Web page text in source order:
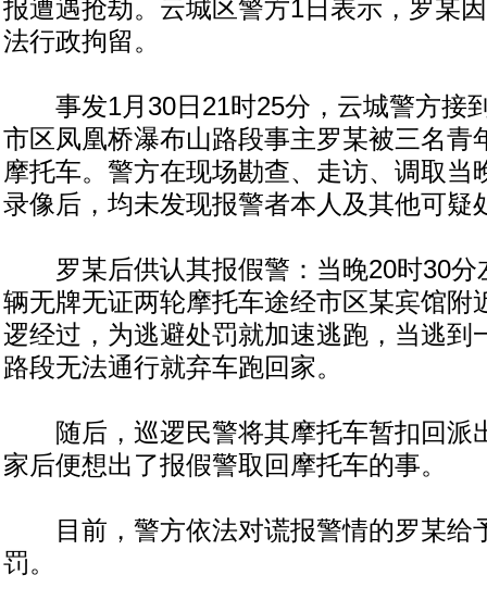
报遭遇抢劫。云城区警方1日表示，罗某
法行政拘留。
事发1月30日21时25分，云城警方接到
市区凤凰桥瀑布山路段事主罗某被三名青
摩托车。警方在现场勘查、走访、调取当
录像后，均未发现报警者本人及其他可疑
罗某后供认其报假警：当晚20时30分
辆无牌无证两轮摩托车途经市区某宾馆附
逻经过，为逃避处罚就加速逃跑，当逃到
路段无法通行就弃车跑回家。
随后，巡逻民警将其摩托车暂扣回派
家后便想出了报假警取回摩托车的事。
目前，警方依法对谎报警情的罗某给
罚。